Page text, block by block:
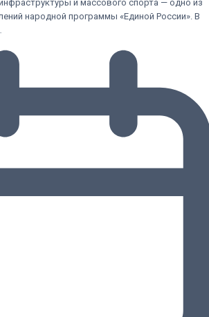
и массового спорта — одно из
народной программы «Единой России». В